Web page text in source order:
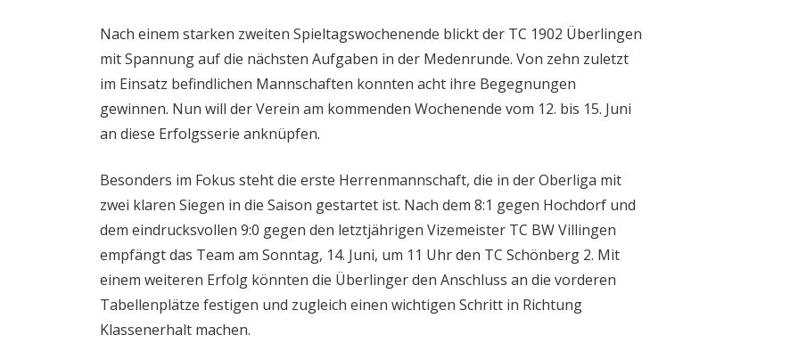
Nach einem starken zweiten Spieltagswochenende blickt der TC 1902 Überlingen
mit Spannung auf die nächsten Aufgaben in der Medenrunde. Von zehn zuletzt
im Einsatz befindlichen Mannschaften konnten acht ihre Begegnungen
gewinnen. Nun will der Verein am kommenden Wochenende vom 12. bis 15. Juni
an diese Erfolgsserie anknüpfen.
Besonders im Fokus steht die erste Herrenmannschaft, die in der Oberliga mit
zwei klaren Siegen in die Saison gestartet ist. Nach dem 8:1 gegen Hochdorf und
dem eindrucksvollen 9:0 gegen den letztjährigen Vizemeister TC BW Villingen
empfängt das Team am Sonntag, 14. Juni, um 11 Uhr den TC Schönberg 2. Mit
einem weiteren Erfolg könnten die Überlinger den Anschluss an die vorderen
Tabellenplätze festigen und zugleich einen wichtigen Schritt in Richtung
Klassenerhalt machen.